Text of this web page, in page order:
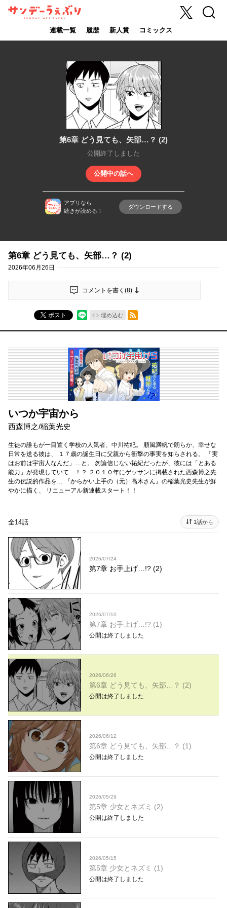
サンデーうぇ
連載一覧 履歴 新人賞 コミックス
X 検索
第6章 どう見ても、矢部…？ (2)
公開終了しました
公開中の話へ
アプリなら
続きが読める！
ダウンロードする
第6章 どう見ても、矢部…？ (2)
2026年06月26日
コメントを書く(8)
ポスト 埋め込む
RSSフィード
いつか宇宙から
西森博之/稲葉光史
生徒の誰もが一目置く学校の人気者、中川祐紀。 順風満帆で朗らか、幸せな
日常を送る彼は、 １７歳の誕生日に父親から衝撃の事実を知らされる。 「実
はお前は宇宙人なんだ」…と。 勿論信じない祐紀だったが、彼には「とある
能力」が発現していて…！？ ２０１０年にゲッサンに掲載された西森博之先
生の伝説的作品を… 『からかい上手の（元）高木さん』の稲葉光史先生が鮮
やかに描く、 リニューアル新連載スタート！！
全14話 1話から
2026/07/24
第7章 お手上げ…!? (2)
2026/07/10
第7章 お手上げ…!? (1)
公開は終了しました
2026/06/26
第6章 どう見ても、矢部…？ (2)
公開は終了しました
2026/06/12
第6章 どう見ても、矢部…？ (1)
公開は終了しました
2026/05/29
第5章 少女とネズミ (2)
公開は終了しました
2026/05/15
第5章 少女とネズミ (1)
公開は終了しました